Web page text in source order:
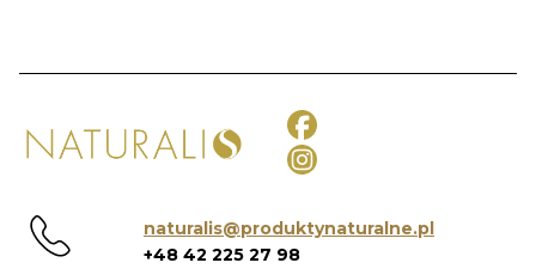
naturalis@produktynaturalne.pl
+48 42 225 27 98